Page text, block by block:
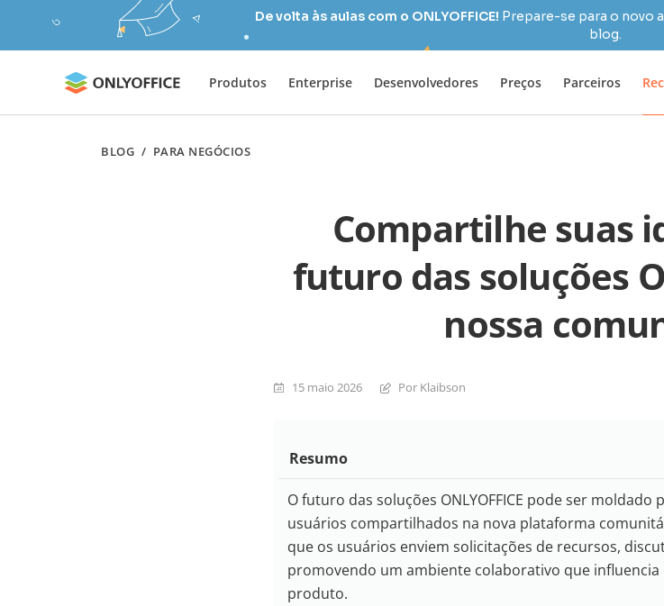
De volta às aulas com o ONLYOFFICE! Prepare-se para o novo
blog.
Produtos Enterprise Desenvolvedores Preços Parceiros
BLOG / PARA NEGÓCIOS
Compartilhe suas
futuro das soluções
nossa
15 maio 2026 Por Klaibson
Resumo
O futuro das soluções ONLYOFFICE pode ser moldado
usuários compartilhados na nova plataforma
que os usuários enviem solicitações de recursos,
promovendo um ambiente colaborativo que
produto.